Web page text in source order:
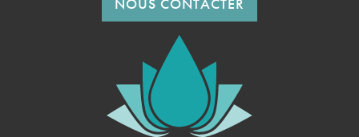
NOUS CONTACTER